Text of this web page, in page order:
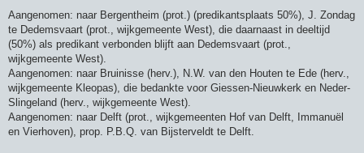
Aangenomen: naar Bergentheim (prot.) (predikantsplaats 50%), J. Zondag
te Dedemsvaart (prot., wijkgemeente West), die daarnaast in deeltijd
(50%) als predikant verbonden blijft aan Dedemsvaart (prot.,
wijkgemeente West).
Aangenomen: naar Bruinisse (herv.), N.W. van den Houten te Ede (herv.,
wijkgemeente Kleopas), die bedankte voor Giessen-Nieuwkerk en Neder-
Slingeland (herv., wijkgemeente West).
Aangenomen: naar Delft (prot., wijkgemeenten Hof van Delft, Immanuël
en Vierhoven), prop. P.B.Q. van Bijsterveldt te Delft.